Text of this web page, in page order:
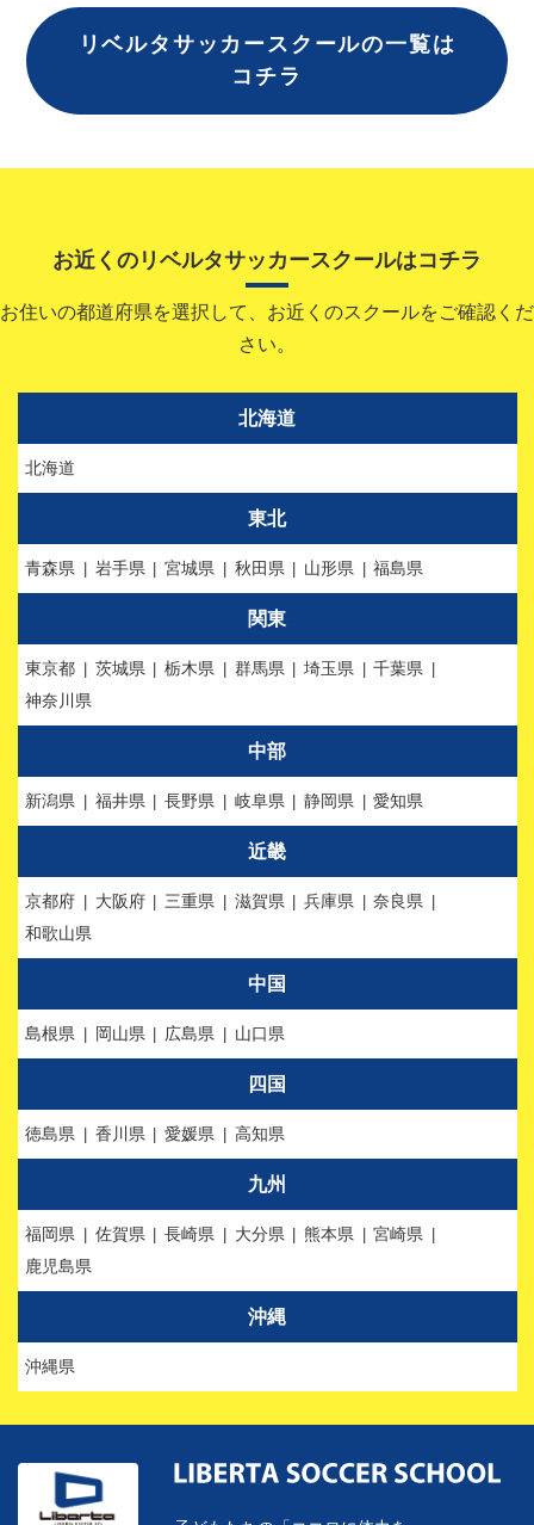
リベルタサッカースクールの一覧は
コチラ
お近くのリベルタサッカースクールはコチラ
お住いの都道府県を選択して、お近くのスクールをご確認くだ
さい。
北海道
北海道
東北
青森県 岩手県 宮城県 秋田県 山形県 福島県
関東
東京都 茨城県 栃木県 群馬県 埼玉県
千葉県
神奈川県
中部
新潟県 福井県 長野県 岐阜県 静岡県 愛知県
近畿
京都府 大阪府 三重県 滋賀県 兵庫県
奈良県
和歌山県
中国
島根県 岡山県 広島県 山口県
四国
徳島県 香川県 愛媛県 高知県
九州
福岡県 佐賀県 長崎県 大分県 熊本県
宮崎県
鹿児島県
沖縄
沖縄県